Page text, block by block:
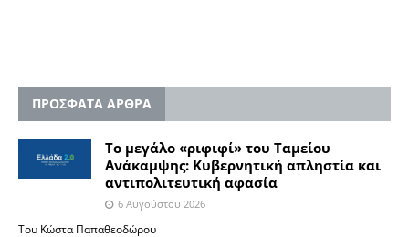
ΠΡΟΣΦΑΤΑ ΑΡΘΡΑ
Το μεγάλο «ριφιφί» του Ταμείου
Ανάκαμψης: Κυβερνητική απληστία και
αντιπολιτευτική αφασία
6 Αυγούστου 2026
Του Κώστα Παπαθεοδώρου